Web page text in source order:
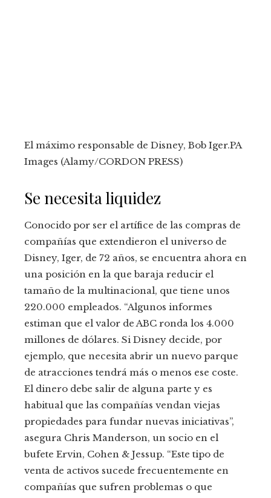
El máximo responsable de Disney, Bob Iger.PA
Images (Alamy/CORDON PRESS)
Se necesita liquidez
Conocido por ser el artífice de las compras de
compañías que extendieron el universo de
Disney, Iger, de 72 años, se encuentra ahora en
una posición en la que baraja reducir el
tamaño de la multinacional, que tiene unos
220.000 empleados. “Algunos informes
estiman que el valor de ABC ronda los 4.000
millones de dólares. Si Disney decide, por
ejemplo, que necesita abrir un nuevo parque
de atracciones tendrá más o menos ese coste.
El dinero debe salir de alguna parte y es
habitual que las compañías vendan viejas
propiedades para fundar nuevas iniciativas”,
asegura Chris Manderson, un socio en el
bufete Ervin, Cohen & Jessup. “Este tipo de
venta de activos sucede frecuentemente en
compañías que sufren problemas o que